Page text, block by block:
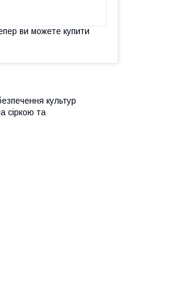
ви можете купити
культур
сіркою та